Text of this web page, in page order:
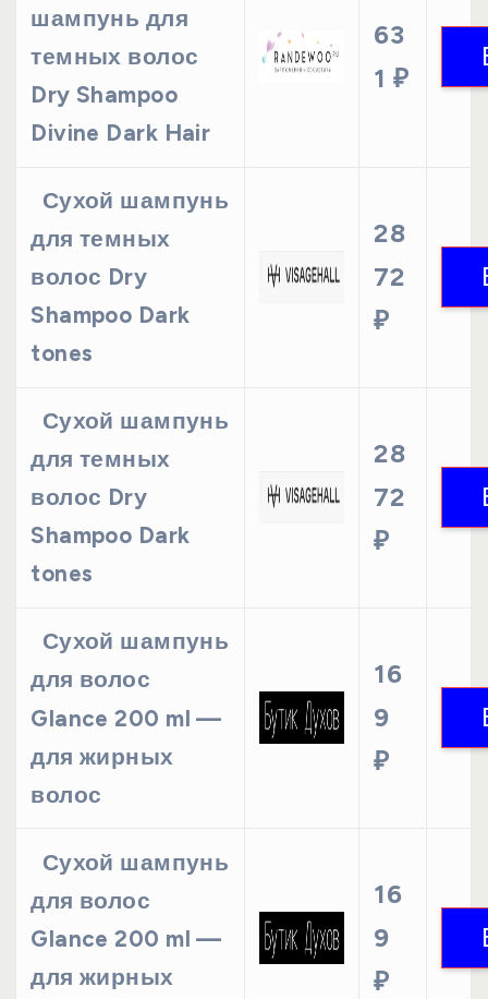
шампунь для
темных волос
Dry Shampoo
Divine Dark Hair
63
1 ₽
Сухой шампунь
для темных
волос Dry
Shampoo Dark
tones
28
72
₽
Сухой шампунь
для темных
волос Dry
Shampoo Dark
tones
28
72
₽
Сухой шампунь
для волос
Glance 200 ml —
для жирных
волос
16
9
₽
Сухой шампунь
для волос
Glance 200 ml —
для жирных
16
9
₽